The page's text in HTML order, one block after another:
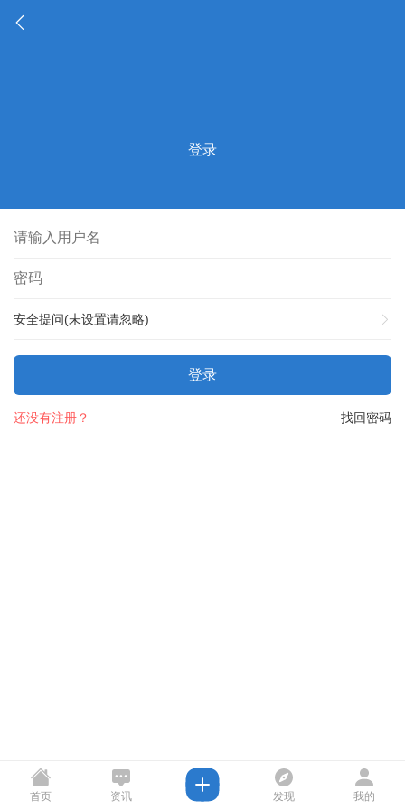
登录
安全提问(未设置请忽略)
登录
找回密码
还没有注册？
首页 资讯 发现 我的